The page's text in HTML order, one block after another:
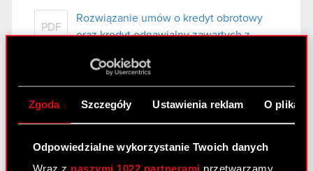
Zgoda Szczegóły Ustawienia reklam O
Odpowiedzialne wykorzystanie Twoich danych
PDF
Rozwiązanie umów o kredyt obrotowy
oraz kredyt odnawialny zawartych z
Raport bieżący nr 17/2015
5 sierpnia 2015
Zmiana limitu umowy ramowej w
zakresie transakcji terminowych i